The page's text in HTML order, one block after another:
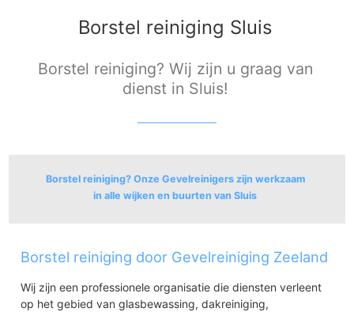
Borstel reiniging Sluis
Borstel reiniging? Wij zijn u graag van
dienst in Sluis!
Borstel reiniging? Onze Gevelreinigers zijn werkzaam
in alle wijken en buurten van Sluis
Sluis
Borstel reiniging door Gevelreiniging Zeeland
Wij zijn een professionele organisatie die diensten verleent
op het gebied van glasbewassing, dakreiniging,